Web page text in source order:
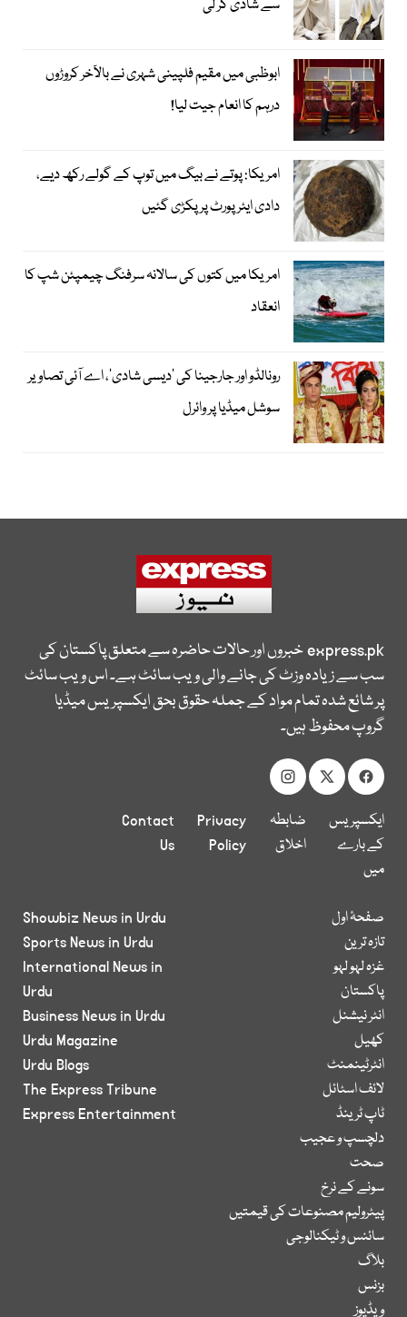
سے شادی کر لی
ابوظبی میں مقیم فلپینی شہری نے بالآخر کروڑوں
درہم کا انعام جیت لیا!
امریکا: پوتے نے بیگ میں توپ کے گولے رکھ دیے،
دادی ایئرپورٹ پر پکڑی گئیں
امریکا میں کتوں کی سالانہ سرفنگ چیمپئن شپ کا
انعقاد
رونالڈو اور جارجینا کی ’دیسی شادی‘، اے آئی تصاویر
سوشل میڈیا پر وائرل
express.pkخبروں اور حالات حاضرہ سے متعلق پاکستان کی
سب سے زیادہ وزٹ کی جانے والی ویب سائٹ ہے۔ اس ویب سائٹ
پر شائع شدہ تمام مواد کے جملہ حقوق بحق ایکسپریس میڈیا
گروپ محفوظ ہیں۔
ایکسپریس
کے بارے
میں
ضابطہ
اخلاق
Privacy
Policy
Contact
Us
صفحۂ اول
تازہ ترین
غزہ لہو لہو
پاکستان
انٹر نیشنل
کھیل
انٹرٹینمنٹ
لائف اسٹائل
ٹاپ ٹرینڈ
دلچسپ و عجیب
صحت
سونے کے نرخ
پیٹرولیم مصنوعات کی قیمتیں
سائنس و ٹیکنالوجی
بلاگ
بزنس
ویڈیوز
Showbiz News in Urdu
Sports News in Urdu
International News in
Urdu
Business News in Urdu
Urdu Magazine
Urdu Blogs
The Express Tribune
Express Entertainment